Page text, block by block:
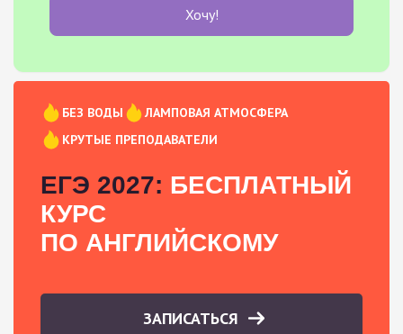
Хочу!
БЕЗ ВОДЫ
ЛАМПОВАЯ АТМОСФЕРА
КРУТЫЕ ПРЕПОДАВАТЕЛИ
ЕГЭ 2027: БЕСПЛАТНЫЙ
КУРС
ПО АНГЛИЙСКОМУ
ЗАПИСАТЬСЯ